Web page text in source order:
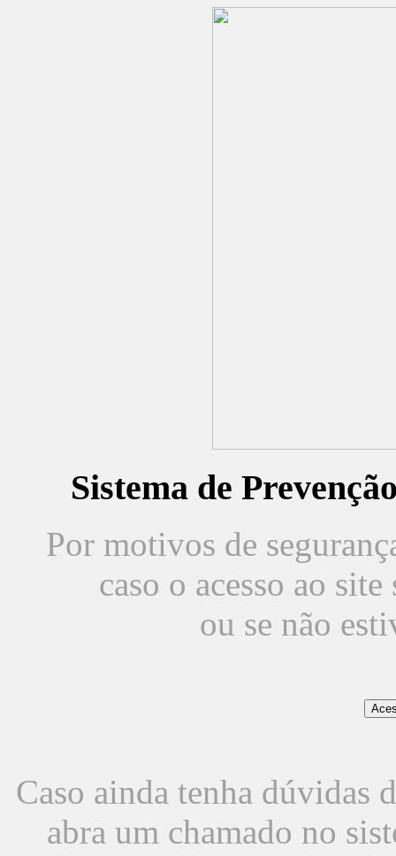
Sistema de
Por motivos de
caso o acesso ao
ou se não
Caso ainda tenha dúvidas
abra um chamado no